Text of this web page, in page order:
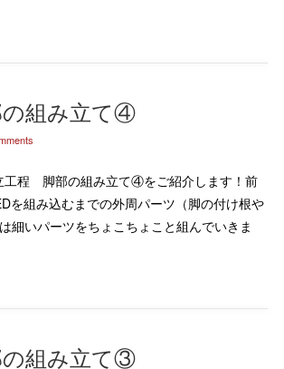
の組み立て④
工程 脚部の組み立て④をご紹介します！前
を組み込むまでの外周パーツ（脚の付け根や
細いパーツをちょこちょこと組んでいきま
の組み立て③